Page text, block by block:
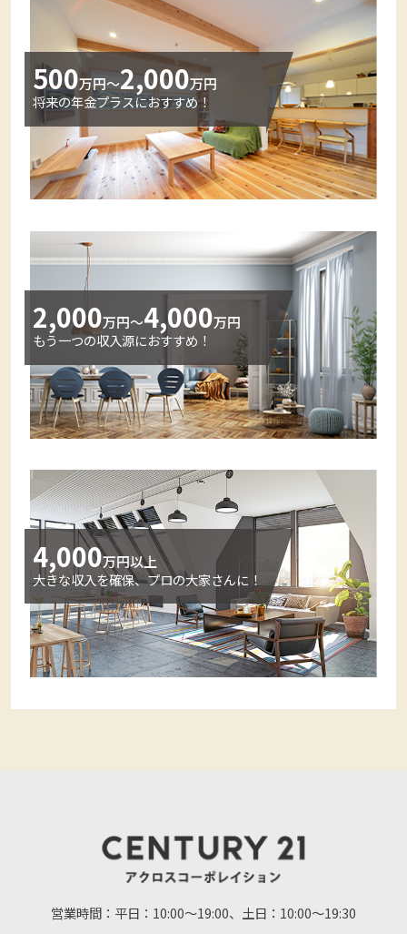
500万円～2,000万円
将来の年金プラスにおすすめ！
2,000万円～4,000万円
もう一つの収入源におすすめ！
4,000万円以上
大きな収入を確保、プロの大家さんに！
営業時間： 平日：10:00～19:00、土日：10:00～19:30